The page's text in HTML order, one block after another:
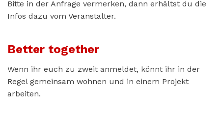
Bitte in der Anfrage vermerken, dann erhältst du die
Infos dazu vom Veranstalter.
Better together
Wenn ihr euch zu zweit anmeldet, könnt ihr in der
Regel gemeinsam wohnen und in einem Projekt
arbeiten.